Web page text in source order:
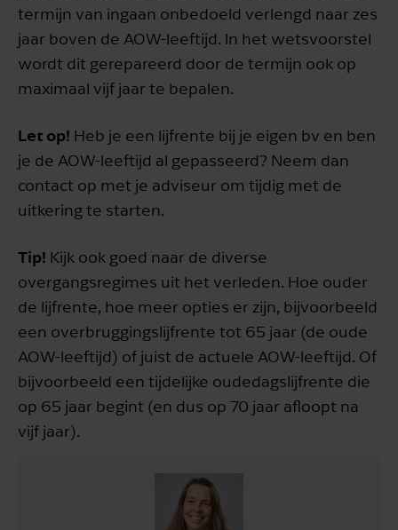
termijn van ingaan onbedoeld verlengd naar zes
jaar boven de AOW-leeftijd. In het wetsvoorstel
wordt dit gerepareerd door de termijn ook op
maximaal vijf jaar te bepalen.
Let op! Heb je een lijfrente bij je eigen bv en ben
je de AOW-leeftijd al gepasseerd? Neem dan
contact op met je adviseur om tijdig met de
uitkering te starten.
Tip! Kijk ook goed naar de diverse
overgangsregimes uit het verleden. Hoe ouder
de lijfrente, hoe meer opties er zijn, bijvoorbeeld
een overbruggingslijfrente tot 65 jaar (de oude
AOW-leeftijd) of juist de actuele AOW-leeftijd. Of
bijvoorbeeld een tijdelijke oudedagslijfrente die
op 65 jaar begint (en dus op 70 jaar afloopt na
vijf jaar).